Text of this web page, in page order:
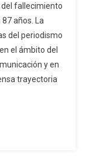
del fallecimiento
años. La
del periodismo
el ámbito del
y en
trayectoria